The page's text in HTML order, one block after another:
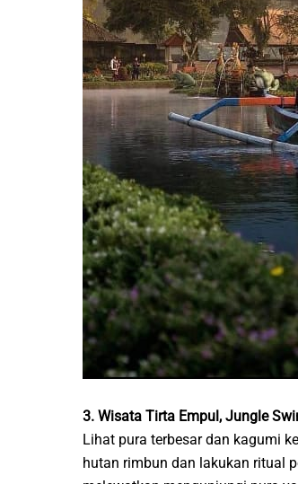
3. Wisata Tirta Empul, Jungle
Lihat pura terbesar dan kagumi
hutan rimbun dan lakukan ritual